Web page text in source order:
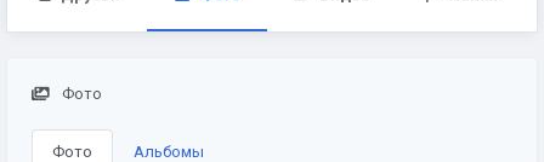
Фото
Фото Альбомы